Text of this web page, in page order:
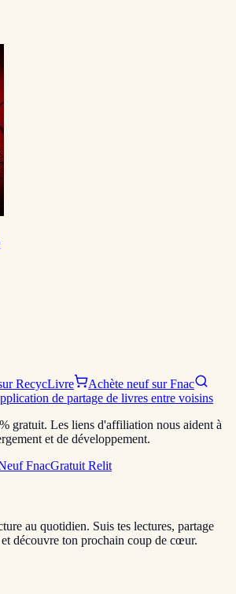
RecycLivre
Achète neuf sur Fnac
de partage de livres entre voisins
gratuit. Les liens d'affiliation nous aident à
et de développement.
FnacGratuit Relit
au quotidien. Suis tes lectures, partage
découvre ton prochain coup de cœur.